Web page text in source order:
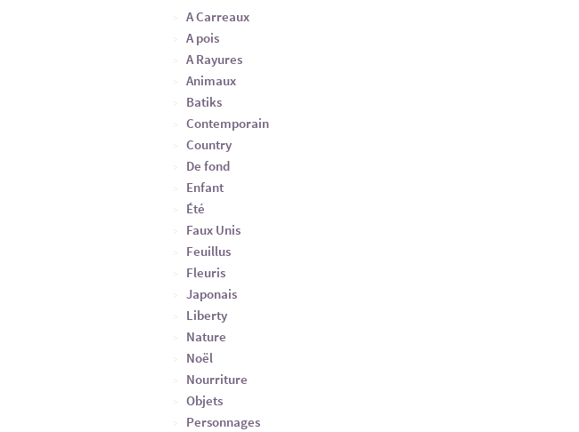
A Carreaux
A pois
A Rayures
Animaux
Batiks
Contemporain
Country
De fond
Enfant
Été
Faux Unis
Feuillus
Fleuris
Japonais
Liberty
Nature
Noël
Nourriture
Objets
Personnages